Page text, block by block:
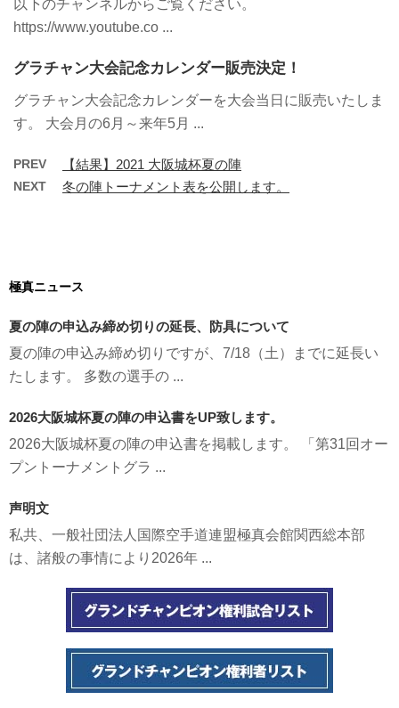
以下のチャンネルからご覧ください。
https://www.youtube.co ...
グラチャン大会記念カレンダー販売決定！
グラチャン大会記念カレンダーを大会当日に販売いたしま
す。 大会月の6月～来年5月 ...
PREV 【結果】2021 大阪城杯夏の陣
NEXT 冬の陣トーナメント表を公開します。
極真ニュース
夏の陣の申込み締め切りの延長、防具について
夏の陣の申込み締め切りですが、7/18（土）までに延長い
たします。 多数の選手の ...
2026大阪城杯夏の陣の申込書をUP致します。
2026大阪城杯夏の陣の申込書を掲載します。 「第31回オー
プントーナメントグラ ...
声明文
私共、一般社団法人国際空手道連盟極真会館関西総本部
は、諸般の事情により2026年 ...